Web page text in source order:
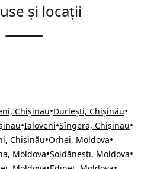
și locații
Chișinău•Durlești, Chișinău•
•Ialoveni•Sîngera, Chișinău•
Chișinău•Orhei, Moldova•
Moldova•Șoldănești, Moldova•